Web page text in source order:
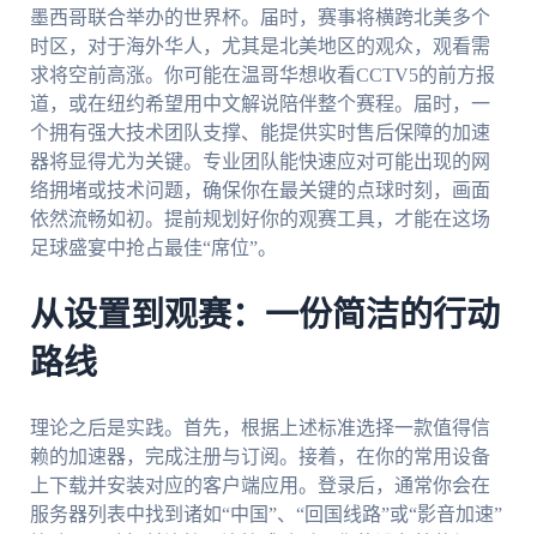
墨西哥联合举办的世界杯。届时，赛事将横跨北美多个
时区，对于海外华人，尤其是北美地区的观众，观看需
求将空前高涨。你可能在温哥华想收看CCTV5的前方报
道，或在纽约希望用中文解说陪伴整个赛程。届时，一
个拥有强大技术团队支撑、能提供实时售后保障的加速
器将显得尤为关键。专业团队能快速应对可能出现的网
络拥堵或技术问题，确保你在最关键的点球时刻，画面
依然流畅如初。提前规划好你的观赛工具，才能在这场
足球盛宴中抢占最佳“席位”。
从设置到观赛：一份简洁的行动
路线
理论之后是实践。首先，根据上述标准选择一款值得信
赖的加速器，完成注册与订阅。接着，在你的常用设备
上下载并安装对应的客户端应用。登录后，通常你会在
服务器列表中找到诸如“中国”、“回国线路”或“影音加速”